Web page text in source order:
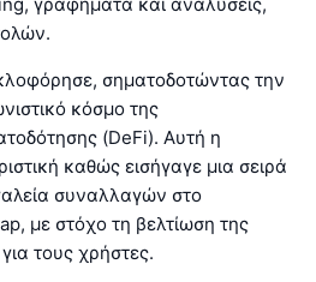
σηματοδοτώντας την
κόσμο της
(DeFi). Αυτή η
καθώς εισήγαγε μια σειρά
συναλλαγών στο
με στόχο τη βελτίωση της
τους χρήστες.